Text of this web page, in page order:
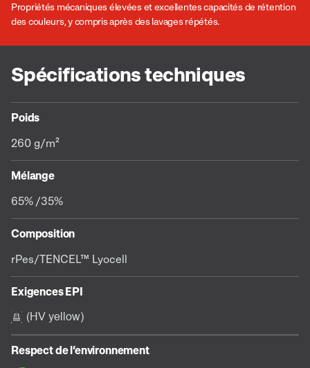
Propriétés mécaniques élevées et excellentes capacités de rétention
des couleurs, y compris après des lavages répétés.
Spécifications techniques
Poids
260 g/m²
Mélange
65% /35%
Composition
rPes/TENCEL™ Lyocell
Exigences EPI
D (HV yellow)
Respect de l’environnement